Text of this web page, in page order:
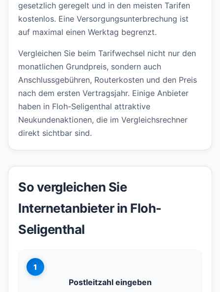
gesetzlich geregelt und in den meisten Tarifen
kostenlos. Eine Versorgungsunterbrechung ist
auf maximal einen Werktag begrenzt.
Vergleichen Sie beim Tarifwechsel nicht nur den
monatlichen Grundpreis, sondern auch
Anschlussgebühren, Routerkosten und den Preis
nach dem ersten Vertragsjahr. Einige Anbieter
haben in Floh-Seligenthal attraktive
Neukundenaktionen, die im Vergleichsrechner
direkt sichtbar sind.
So vergleichen Sie
Internetanbieter in Floh-
Seligenthal
1
Postleitzahl eingeben